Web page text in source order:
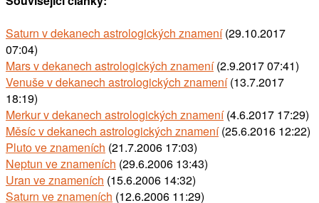
Saturn v dekanech astrologických znamení(29.10.2017
07:04)
Mars v dekanech astrologických znamení(2.9.2017 07:41)
Venuše v dekanech astrologických znamení(13.7.2017
18:19)
Merkur v dekanech astrologických znamení(4.6.2017 17:29)
Měsíc v dekanech astrologických znamení(25.6.2016 12:22)
Pluto ve znameních (21.7.2006 17:03)
Neptun ve znameních (29.6.2006 13:43)
Uran ve znameních (15.6.2006 14:32)
Saturn ve znameních (12.6.2006 11:29)